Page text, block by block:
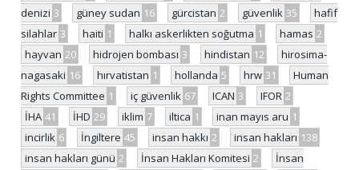
denizi 3 güney sudan 16 gürcistan 2 güvenlik 35
hafif
silahlar 3 haiti 1 halkı askerlikten soğutma 1 hamas 2
hayvan 20 hidrojen bombası 3 hindistan 12
hirosima-
nagasaki 16 hırvatistan 1 hollanda 5 hrw 31
Human
Rights Committee 1 iç güvenlik 67 ICAN 3 IFOR 2
İHA 41 İHD 29 iklim 7 iltica 1 inan mayıs aru 1
incirlik 6 İngiltere 45 insan hakkı 2 insan hakları 138
insan hakları günü 2 İnsan Hakları Komitesi 2
İnsan